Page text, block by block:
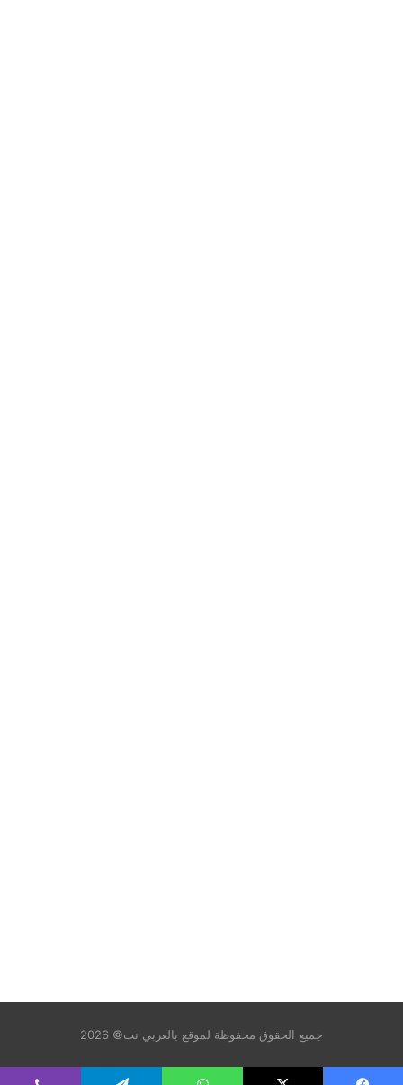
جميع الحقوق محفوظة لموقع بالعربي نت© 2026